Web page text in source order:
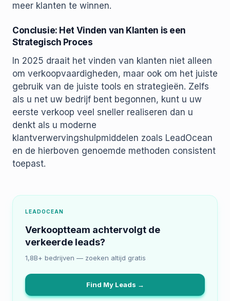
meer klanten te winnen.
Conclusie: Het Vinden van Klanten is een
Strategisch Proces
In 2025 draait het vinden van klanten niet alleen
om verkoopvaardigheden, maar ook om het juiste
gebruik van de juiste tools en strategieën. Zelfs
als u net uw bedrijf bent begonnen, kunt u uw
eerste verkoop veel sneller realiseren dan u
denkt als u moderne
klantverwervingshulpmiddelen zoals LeadOcean
en de hierboven genoemde methoden consistent
toepast.
LEADOCEAN
Verkooptteam achtervolgt de
verkeerde leads?
1,8B+ bedrijven — zoeken altijd gratis
Find My Leads →